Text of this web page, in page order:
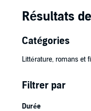
Résultats de
Catégories
Littérature, romans et
Filtrer par
Durée